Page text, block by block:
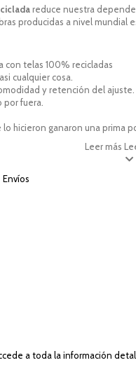
reduce nuestra
producidas a nivel mundial
con telas 100% recicladas
cualquier cosa.
y retención del ajuste.
por fuera.
hicieron ganaron una prima
Leer más
Envíos
a toda la información